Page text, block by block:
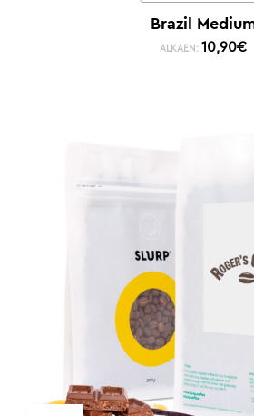
Brazil
ALKAEN: 10,90€